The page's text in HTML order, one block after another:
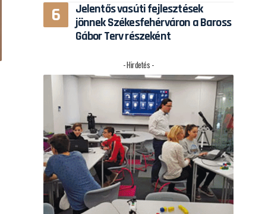
Jelentős vasúti fejlesztések
jönnek Székesfehérváron a Baross
Gábor Terv részeként
- Hirdetés -